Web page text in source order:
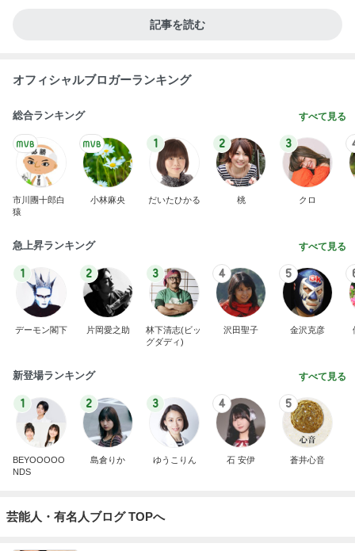
記事を読む
オフィシャルブロガーランキング
総合ランキング すべて見る
市川團十郎白
猿
小林麻央
1
だいたひかる
2
桃
3
クロ
急上昇ランキング すべて見る
1
デーモン閣下
2
片岡愛之助
3
林下清志(ビッ
グダディ)
4
沢田聖子
5
金沢克彦
新登場ランキング すべて見る
1
BEYOOOOO
NDS
2
島倉りか
3
ゆうこりん
4
石 安伊
5
蒼井心音
芸能人・有名人ブログ TOPへ